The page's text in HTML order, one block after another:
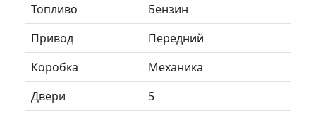
Топливо
Бензин
Привод
Передний
Коробка
Механика
Двери
5